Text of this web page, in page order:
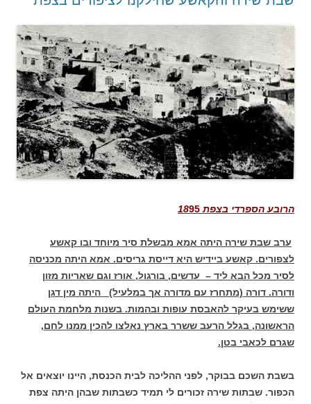
הרובע הספרדי בצפת 1895
ערב שבת שירה היתה אמא מבשלת סיר מיוחד ובו קאשע
לצפורים. קאשע ביידיש היא דייסת גריסים. אמא היתה מכניסה
לסיר מכל הבא ליד – עדשים, בורגול, אורז וגם שאריות מזון
ודורה. דורה (מתחרז עם מדורה אך במלעיל) היתה מין דגן
ששימש בעיקר להאבסת עופות ובהמות. בשנות מלחמת העולם
הראשונה, בגלל הרעב ששרר בארץ נאלצו להכין ממנו לחם,
שגרם לכאבי בטן.
בשבת השכם בבוקר, לפני ההליכה לבית הכנסת, היינו יוצאים אל
הכפור. שבתות שירה זכורים לי תמיד כשבתות שבהן היתה צפת